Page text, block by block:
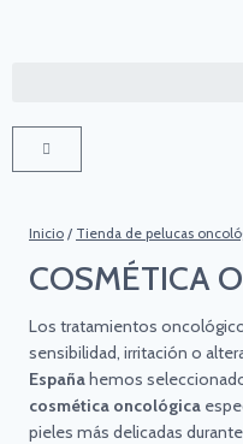
Inicio / Tienda de pelucas
COSMÉTICA
Los tratamientos
sensibilidad, irritación o
Españahemos
cosmética oncológica
pieles más delicadas